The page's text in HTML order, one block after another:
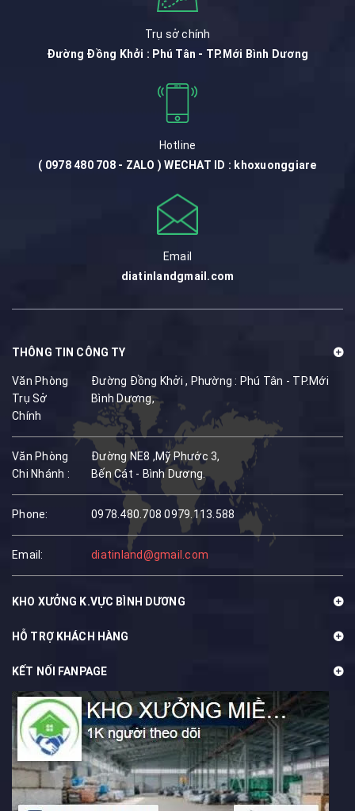
Trụ sở chính
Đường Đồng Khởi : Phú Tân - TP.Mới Bình Dương
Hotline
( 0978 480 708 - ZALO ) WECHAT ID : khoxuonggiare
Email
diatinlandgmail.com
THÔNG TIN CÔNG TY
Văn Phòng
Trụ Sở
Chính
Đường Đồng Khởi , Phường : Phú Tân - TP.Mới
Bình Dương,
Văn Phòng
Chi Nhánh :
Đường NE8 ,Mỹ Phước 3,
Bến Cát - Bình Dương.
Phone: 0978.480.7080979.113.588
Email: diatinland@gmail.com
KHO XƯỞNG K.VỰC BÌNH DƯƠNG
HỖ TRỢ KHÁCH HÀNG
KẾT NỐI FANPAGE